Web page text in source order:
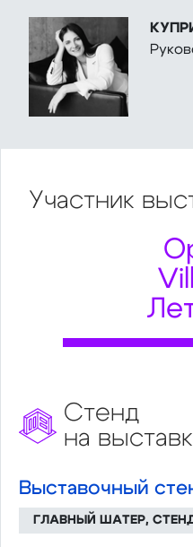
Участник
Стенд
на
Выставочный
ГЛАВНЫЙ ШАТЕР,